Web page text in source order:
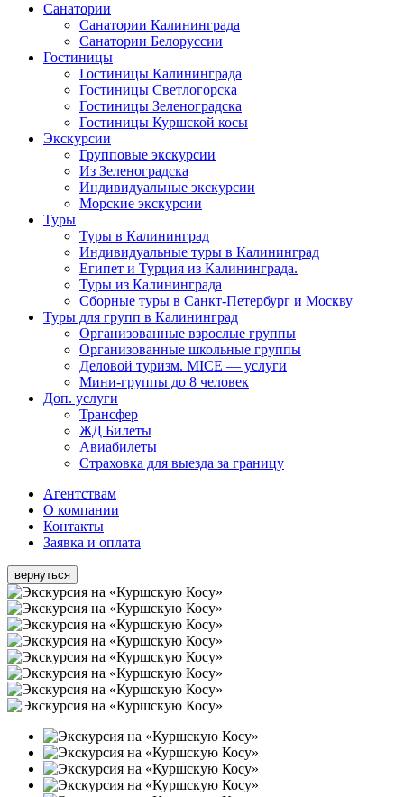
Санатории
Санатории Калининграда
Санатории Белоруссии
Гостиницы
Гостиницы Калининграда
Гостиницы Светлогорска
Гостиницы Зеленоградска
Гостиницы Куршской косы
Экскурсии
Групповые экскурсии
Из Зеленоградска
Индивидуальные экскурсии
Морские экскурсии
Туры
Туры в Калининград
Индивидуальные туры в Калининград
Египет и Турция из Калининграда.
Туры из Калининграда
Сборные туры в Санкт-Петербург и Москву
Туры для групп в Калининград
Организованные взрослые группы
Организованные школьные группы
Деловой туризм. MICE — услуги
Мини-группы до 8 человек
Доп. услуги
Трансфер
ЖД Билеты
Авиабилеты
Страховка для выезда за границу
Агентствам
О компании
Контакты
Заявка и оплата
вернуться